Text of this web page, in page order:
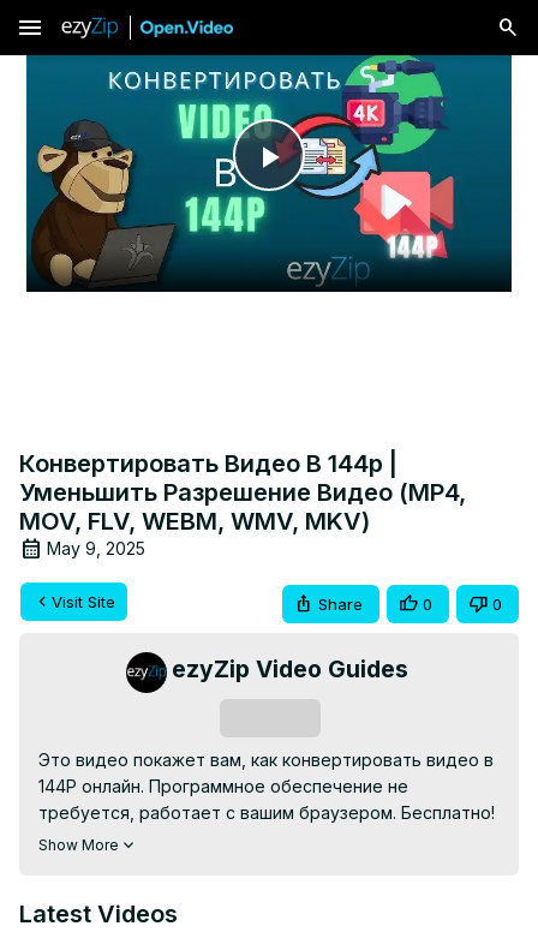
menu
Play
Video
Конвертировать Видео В 144p |
Уменьшить Разрешение Видео (MP4,
MOV, FLV, WEBM, WMV, MKV)
May 9, 2025
Visit Site Share 0 0
ezyZip Video Guides
Это видео покажет вам, как конвертировать видео в
144P онлайн. Программное обеспечение не
требуется, работает с вашим браузером. Бесплатно!
Поддерживаемые форматы видео включают MP4,
Идти к: https://www.ezyzip.com/ru-video-144p.html
Show More
Latest Videos